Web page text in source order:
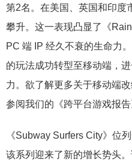
第2名。在美国、英国和印度
攀升。这一表现凸显了《
PC 端 IP 经久不衰的生命力
的玩法成功转型至移动端，
力。欲了解更多关于移动端
参阅我们的《跨平台游戏报告
《Subway Surfers City》位
该系列迎来了新的增长势头